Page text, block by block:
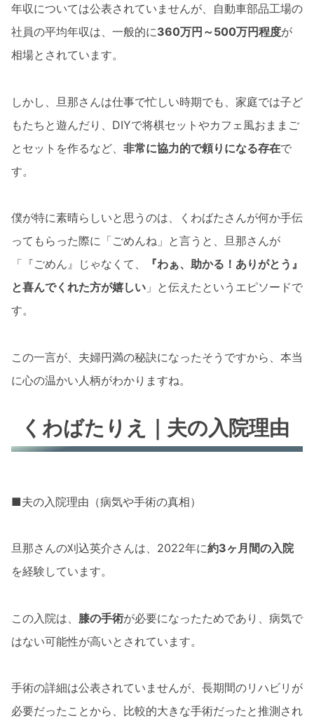
年収については公表されていませんが、自動車部品工場の
社員の平均年収は、一般的に360万円～500万円程度が
相場とされています。
しかし、旦那さんは仕事で忙しい時期でも、家庭では子ど
もたちと遊んだり、DIYで将棋セットやカフェ風おままご
とセットを作るなど、 非常に協力的で頼りになる存在で
す。
僕が特に素晴らしいと思うのは、くわばたさんが何か手伝
ってもらった際に「ごめんね」と言うと、旦那さんが
「『ごめん』じゃなくて、
『わぁ、助かる！ありがとう』
と喜んでくれた方が嬉しい 」と伝えたというエピソードで
す。
この一言が、夫婦円満の秘訣になったそうですから、本当
に心の温かい人柄がわかりますね。
くわばたりえ｜夫の入院理由
■夫の入院理由（病気や手術の真相）
旦那さんの刈込英介さんは、2022年に約3ヶ月間の入院
を経験しています。
この入院は、 膝の手術が必要になったためであり、病気で
はない可能性が高いとされています。
手術の詳細は公表されていませんが、長期間のリハビリが
必要だったことから、比較的大きな手術だったと推測され